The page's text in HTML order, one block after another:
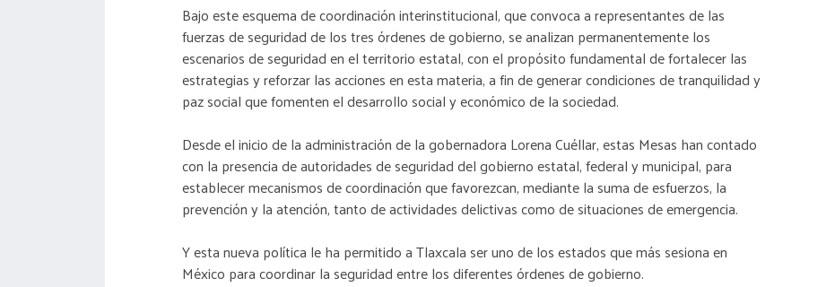
Bajo este esquema de coordinación interinstitucional, que convoca a representantes de las
fuerzas de seguridad de los tres órdenes de gobierno, se analizan permanentemente los
escenarios de seguridad en el territorio estatal, con el propósito fundamental de fortalecer las
estrategias y reforzar las acciones en esta materia, a fin de generar condiciones de tranquilidad y
paz social que fomenten el desarrollo social y económico de la sociedad.
Desde el inicio de la administración de la gobernadora Lorena Cuéllar, estas Mesas han contado
con la presencia de autoridades de seguridad del gobierno estatal, federal y municipal, para
establecer mecanismos de coordinación que favorezcan, mediante la suma de esfuerzos, la
prevención y la atención, tanto de actividades delictivas como de situaciones de emergencia.
Y esta nueva política le ha permitido a Tlaxcala ser uno de los estados que más sesiona en
México para coordinar la seguridad entre los diferentes órdenes de gobierno.